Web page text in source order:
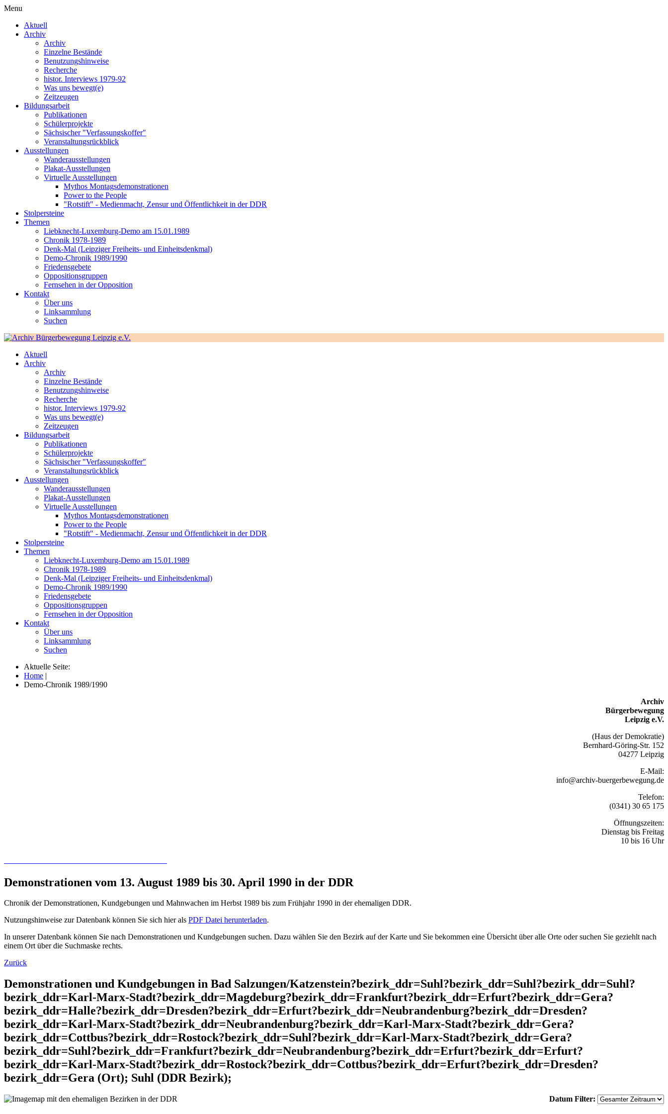
Menu
Aktuell
Archiv
Archiv
Einzelne Bestände
Benutzungshinweise
Recherche
histor. Interviews 1979-92
Was uns bewegt(e)
Zeitzeugen
Bildungsarbeit
Publikationen
Schülerprojekte
Sächsischer "Verfassungskoffer"
Veranstaltungsrückblick
Ausstellungen
Wanderausstellungen
Plakat-Ausstellungen
Virtuelle Ausstellungen
Mythos Montagsdemonstrationen
Power to the People
"Rotstift" - Medienmacht, Zensur und Öffentlichkeit in der DDR
Stolpersteine
Themen
Liebknecht-Luxemburg-Demo am 15.01.1989
Chronik 1978-1989
Denk-Mal (Leipziger Freiheits- und Einheitsdenkmal)
Demo-Chronik 1989/1990
Friedensgebete
Oppositionsgruppen
Fernsehen in der Opposition
Kontakt
Über uns
Linksammlung
Suchen
Aktuell
Archiv
Archiv
Einzelne Bestände
Benutzungshinweise
Recherche
histor. Interviews 1979-92
Was uns bewegt(e)
Zeitzeugen
Bildungsarbeit
Publikationen
Schülerprojekte
Sächsischer "Verfassungskoffer"
Veranstaltungsrückblick
Ausstellungen
Wanderausstellungen
Plakat-Ausstellungen
Virtuelle Ausstellungen
Mythos Montagsdemonstrationen
Power to the People
"Rotstift" - Medienmacht, Zensur und Öffentlichkeit in der DDR
Stolpersteine
Themen
Liebknecht-Luxemburg-Demo am 15.01.1989
Chronik 1978-1989
Denk-Mal (Leipziger Freiheits- und Einheitsdenkmal)
Demo-Chronik 1989/1990
Friedensgebete
Oppositionsgruppen
Fernsehen in der Opposition
Kontakt
Über uns
Linksammlung
Suchen
Aktuelle Seite:
Home |
Demo-Chronik 1989/1990
Archiv
Bürgerbewegung
Leipzig e.V.
(Haus der Demokratie)
Bernhard-Göring-Str. 152
04277 Leipzig
E-Mail:
info@archiv-buergerbewegung.de
Telefon:
(0341) 30 65 175
Öffnungszeiten:
Dienstag bis Freitag
10 bis 16 Uhr
Demonstrationen vom 13. August 1989 bis 30. April 1990 in der DDR
Chronik der Demonstrationen, Kundgebungen und Mahnwachen im Herbst 1989 bis zum Frühjahr 1990 in der ehemaligen DDR.
Nutzungshinweise zur Datenbank können Sie sich hier als PDF Datei herunterladen.
In unserer Datenbank können Sie nach Demonstrationen und Kundgebungen suchen. Dazu wählen Sie den Bezirk auf der Karte und Sie bekommen eine Übersicht über alle Orte oder suchen Sie geziehlt nach
einem Ort über die Suchmaske rechts.
Zurück
Demonstrationen und Kundgebungen in Bad Salzungen/Katzenstein?bezirk_ddr=Suhl?bezirk_ddr=Suhl?bezirk_ddr=Suhl?
bezirk_ddr=Karl-Marx-Stadt?bezirk_ddr=Magdeburg?bezirk_ddr=Frankfurt?bezirk_ddr=Erfurt?bezirk_ddr=Gera?
bezirk_ddr=Halle?bezirk_ddr=Dresden?bezirk_ddr=Erfurt?bezirk_ddr=Neubrandenburg?bezirk_ddr=Dresden?
bezirk_ddr=Karl-Marx-Stadt?bezirk_ddr=Neubrandenburg?bezirk_ddr=Karl-Marx-Stadt?bezirk_ddr=Gera?
bezirk_ddr=Cottbus?bezirk_ddr=Rostock?bezirk_ddr=Suhl?bezirk_ddr=Karl-Marx-Stadt?bezirk_ddr=Gera?
bezirk_ddr=Suhl?bezirk_ddr=Frankfurt?bezirk_ddr=Neubrandenburg?bezirk_ddr=Erfurt?bezirk_ddr=Erfurt?
bezirk_ddr=Karl-Marx-Stadt?bezirk_ddr=Rostock?bezirk_ddr=Cottbus?bezirk_ddr=Erfurt?bezirk_ddr=Dresden?
bezirk_ddr=Gera (Ort); Suhl (DDR Bezirk);
Datum Filter: